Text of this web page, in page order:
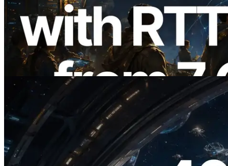
ERPC erweitert Solana Leader Slot API
um Ping-Messung aus 7 globalen
Regionen — Validators Information API
ebenfalls gestartet
Lesen Sie diesen Artikel